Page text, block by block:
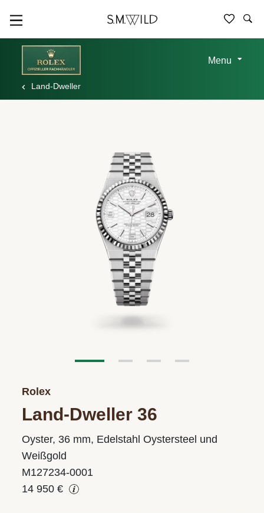
Menu
Land-Dweller
Rolex
Land-Dweller 36
Oyster, 36 mm, Edelstahl Oystersteel und
Weißgold
M127234-0001
14 950 €